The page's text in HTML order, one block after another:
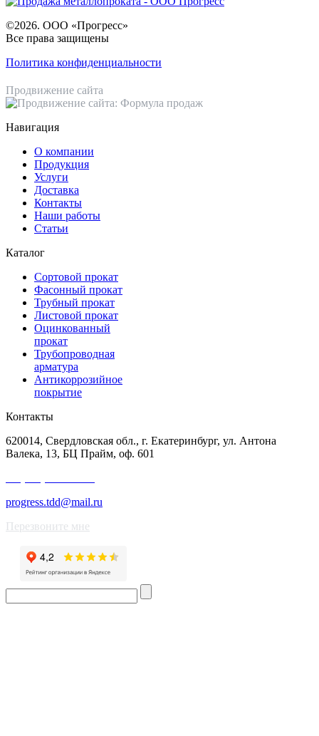
©2026. ООО «Прогресс»
Все права защищены
Политика конфиденциальности
Продвижение сайта
Навигация
О компании
Продукция
Услуги
Доставка
Контакты
Наши работы
Статьи
Каталог
Сортовой прокат
Фасонный прокат
Трубный прокат
Листовой прокат
Оцинкованный
прокат
Трубопроводная
арматура
Антикоррозийное
покрытие
Контакты
620014, Свердловская обл., г. Екатеринбург, ул. Антона
Валека, 13, БЦ Прайм, оф. 601
progress.tdd@mail.ru
Перезвоните мне